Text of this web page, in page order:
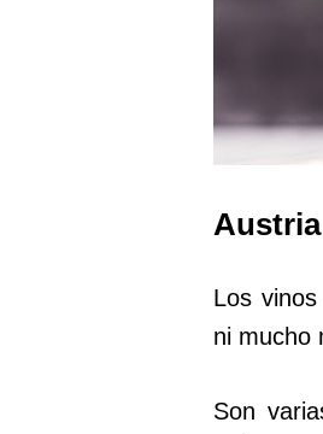
Austria
Los
ni mucho
Son